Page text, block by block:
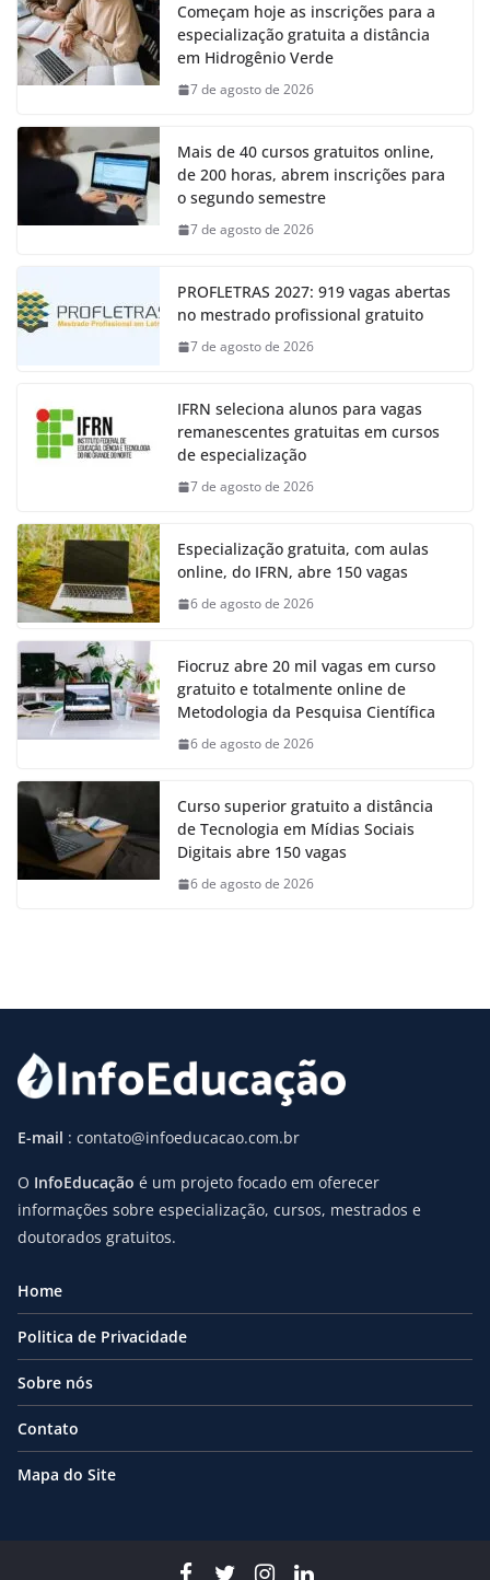
Começam hoje as inscrições para a
especialização gratuita a distância
em Hidrogênio Verde
7 de agosto de 2026
Mais de 40 cursos gratuitos online,
de 200 horas, abrem inscrições para
o segundo semestre
7 de agosto de 2026
PROFLETRAS 2027: 919 vagas abertas
no mestrado profissional gratuito
7 de agosto de 2026
IFRN seleciona alunos para vagas
remanescentes gratuitas em cursos
de especialização
7 de agosto de 2026
Especialização gratuita, com aulas
online, do IFRN, abre 150 vagas
6 de agosto de 2026
Fiocruz abre 20 mil vagas em curso
gratuito e totalmente online de
Metodologia da Pesquisa Científica
6 de agosto de 2026
Curso superior gratuito a distância
de Tecnologia em Mídias Sociais
Digitais abre 150 vagas
6 de agosto de 2026
E-mail : contato@infoeducacao.com.br
O InfoEducação é um projeto focado em oferecer
informações sobre especialização, cursos, mestrados e
doutorados gratuitos.
Home
Politica de Privacidade
Sobre nós
Contato
Mapa do Site